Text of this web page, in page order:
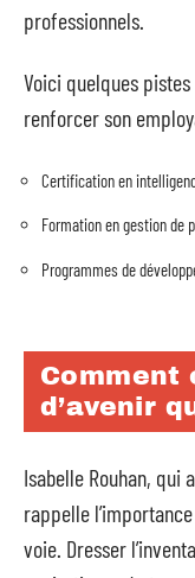
professionnels.
Voici quelques
renforcer son
Certification en
Formation en gestion de
Programmes de
Comment
d’avenir
Isabelle Rouhan, qui
rappelle
voie. Dresser